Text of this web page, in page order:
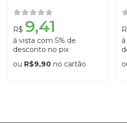
R$ 9,41
à vista com 5% de
desconto no pix
ou R$9,90 no cartão